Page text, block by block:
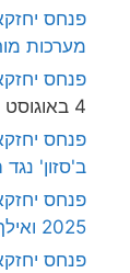
פנחס
מערכות
פנחס
4 באוגוסט 2026
פנחס
ב'סזון'
פנחס
2025 ואילך
פנחס